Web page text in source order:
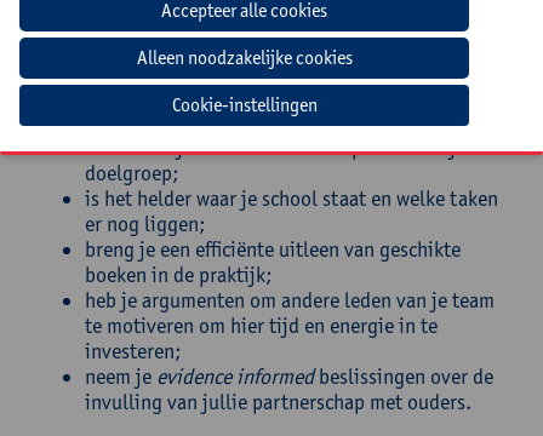
benoem je de stappen op schoolniveau om tot
succesvolle praktijkacties met ouders te komen;
neem je ouders als partners op in (bestaande)
taal- en leesplannen;
kies je effectieve ouderactiviteiten gericht op de
doelen uit jouw leesbeleid en op maat van je
doelgroep;
is het helder waar je school staat en welke taken
er nog liggen;
breng je een efficiënte uitleen van geschikte
boeken in de praktijk;
heb je argumenten om andere leden van je team
te motiveren om hier tijd en energie in te
investeren;
neem je evidence informedbeslissingen over de
invulling van jullie partnerschap met ouders.
Cookie-instellingen